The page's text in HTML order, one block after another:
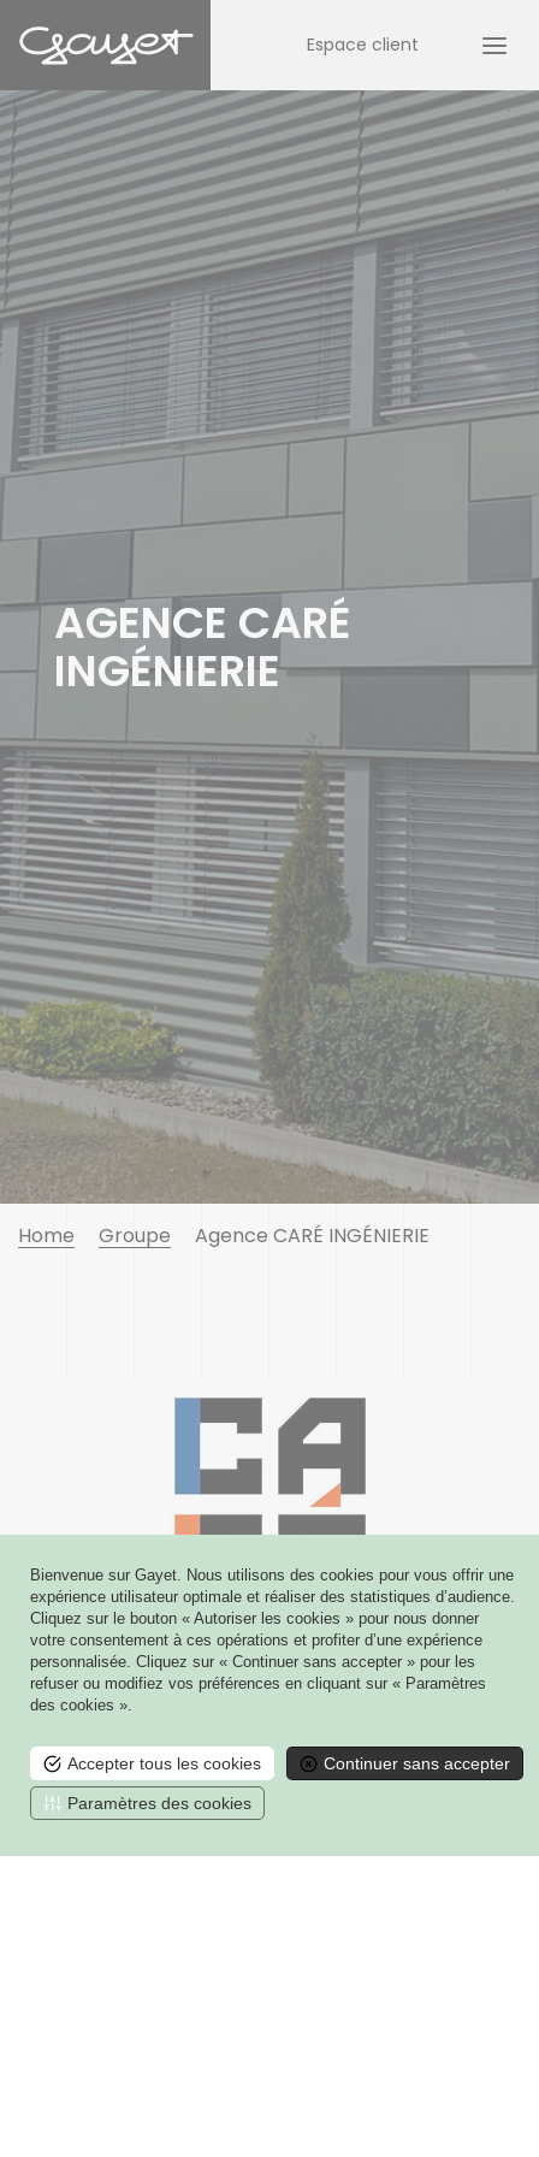
Espace client
AGENCE CARÉ
INGÉNIERIE
Home Groupe Agence CARÉ INGÉNIERIE
ADRESSE
50 rue du Val Clair
51100 - REIMS
Voir sur une carte
Bienvenue sur Gayet. Nous utilisons des cookies pour vous offrir une
expérience utilisateur optimale et réaliser des statistiques d’audience.
Cliquez sur le bouton « Autoriser les cookies » pour nous donner
votre consentement à ces opérations et profiter d’une expérience
personnalisée. Cliquez sur « Continuer sans accepter » pour les
refuser ou modifiez vos préférences en cliquant sur « Paramètres
des cookies ».
Accepter tous les cookies Continuer sans accepter
Paramètres des cookies